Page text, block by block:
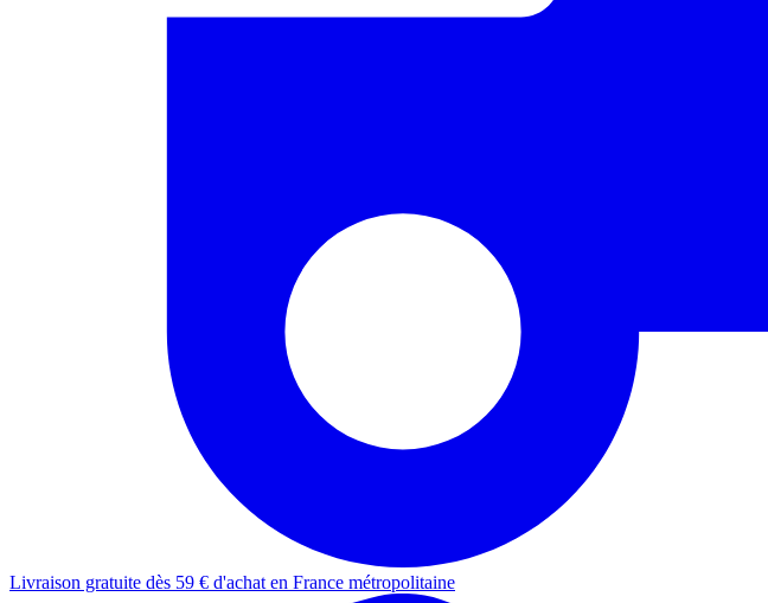
Livraison gratuite dès 59 € d'achat en France métropolitaine